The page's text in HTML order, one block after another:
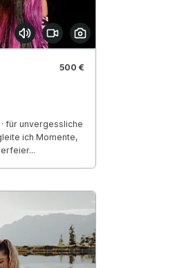
500 €
für unvergessliche
ich Momente,